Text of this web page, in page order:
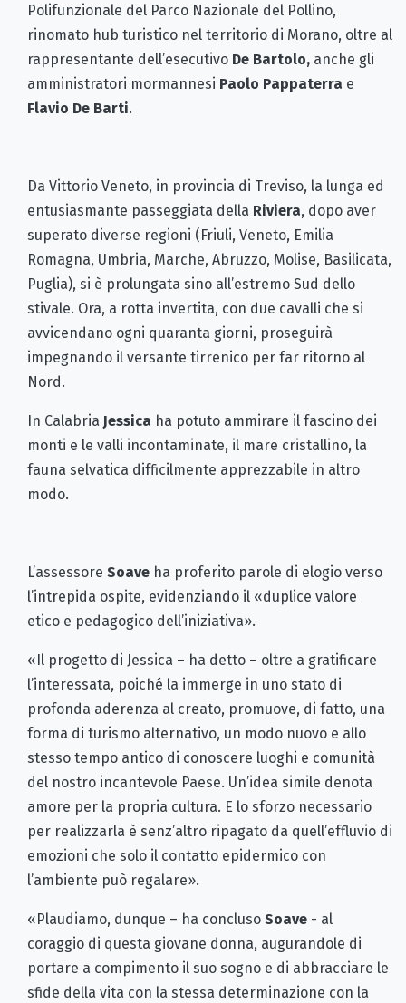
Polifunzionale del Parco Nazionale del Pollino,
rinomato hub turistico nel territorio di Morano, oltre al
rappresentante dell’esecutivo De Bartolo, anche gli
amministratori mormannesi Paolo Pappaterra e
Flavio De Barti.
Da Vittorio Veneto, in provincia di Treviso, la lunga ed
entusiasmante passeggiata della Riviera, dopo aver
superato diverse regioni (Friuli, Veneto, Emilia
Romagna, Umbria, Marche, Abruzzo, Molise, Basilicata,
Puglia), si è prolungata sino all’estremo Sud dello
stivale. Ora, a rotta invertita, con due cavalli che si
avvicendano ogni quaranta giorni, proseguirà
impegnando il versante tirrenico per far ritorno al
Nord.
In Calabria Jessica ha potuto ammirare il fascino dei
monti e le valli incontaminate, il mare cristallino, la
fauna selvatica difficilmente apprezzabile in altro
modo.
L’assessore Soave ha proferito parole di elogio verso
l’intrepida ospite, evidenziando il «duplice valore
etico e pedagogico dell’iniziativa».
«Il progetto di Jessica – ha detto – oltre a gratificare
l’interessata, poiché la immerge in uno stato di
profonda aderenza al creato, promuove, di fatto, una
forma di turismo alternativo, un modo nuovo e allo
stesso tempo antico di conoscere luoghi e comunità
del nostro incantevole Paese. Un’idea simile denota
amore per la propria cultura. E lo sforzo necessario
per realizzarla è senz’altro ripagato da quell’effluvio di
emozioni che solo il contatto epidermico con
l’ambiente può regalare».
«Plaudiamo, dunque – ha concluso Soave - al
coraggio di questa giovane donna, augurandole di
portare a compimento il suo sogno e di abbracciare le
sfide della vita con la stessa determinazione con la